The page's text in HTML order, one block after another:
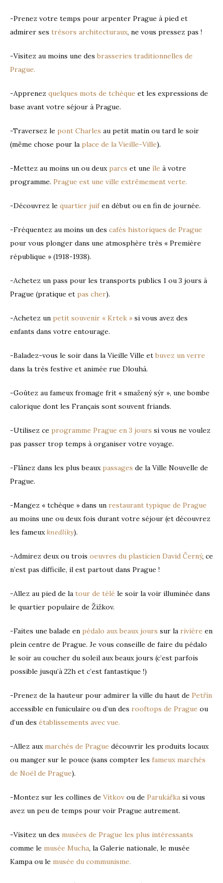
-Prenez votre temps pour arpenter Prague à pied et
admirer ses trésors architecturaux, ne vous pressez pas !
-Visitez au moins une des brasseries traditionnelles de
Prague.
-Apprenez quelques mots de tchèque et les expressions de
base avant votre séjour à Prague.
-Traversez le pont Charles au petit matin ou tard le soir
(même chose pour la place de la Vieille-Ville).
-Mettez au moins un ou deux parcs et une île à votre
programme. Prague est une ville extrêmement verte.
-Découvrez le quartier juifen début ou en fin de journée.
-Fréquentez au moins un des cafés historiques de Prague
pour vous plonger dans une atmosphère très « Première
république » (1918-1938).
-Achetez un pass pour les transports publics 1 ou 3 jours à
Prague (pratique et pas cher).
-Achetez un petit souvenir « Krtek » si vous avez des
enfants dans votre entourage.
-Baladez-vous le soir dans la Vieille Ville et buvez un verre
dans la très festive et animée rue Dlouhá.
-Goûtez au fameux fromage frit « smažený sýr », une bombe
calorique dont les Français sont souvent friands.
-Utilisez ce programme Prague en 3 jours si vous ne voulez
pas passer trop temps à organiser votre voyage.
-Flânez dans les plus beaux passages de la Ville Nouvelle de
Prague.
-Mangez « tchèque » dans un restaurant typique de Prague
au moins une ou deux fois durant votre séjour (et découvrez
les fameuxknedlíky).
-Admirez deux ou trois oeuvres du plasticien David Černý, ce
n’est pas difficile, il est partout dans Prague !
-Allez au pied de la tour de télé le soir la voir illuminée dans
le quartier populaire de Žižkov.
-Faites une balade en pédalo aux beaux jours sur la rivière en
plein centre de Prague. Je vous conseille de faire du pédalo
le soir au coucher du soleil aux beaux jours (c’est parfois
possible jusqu’à 22h et c’est fantastique !)
-Prenez de la hauteur pour admirer la ville du haut de Petřín
accessible en funiculaire ou d’un des rooftops de Prague ou
d’un des établissements avec vue.
-Allez aux marchés de Prague découvrir les produits locaux
ou manger sur le pouce (sans compter les fameux marchés
de Noël de Prague).
-Montez sur les collines de Vítkov ou de Parukářka si vous
avez un peu de temps pour voir Prague autrement.
-Visitez un des musées de Prague les plus intéressants
comme le musée Mucha, la Galerie nationale, le musée
Kampa ou le musée du communisme.